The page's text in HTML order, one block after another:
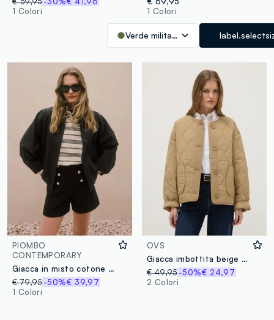
1 Colori
1 Colori
Verde militare
PIOMBO
CONTEMPORARY
Giacca in misto cotone nera oversize fit con chiusura nascosta
€ 79,95-50%€ 39,97
1 Colori
OVS
Giacca imbottita beige regular fit con bottoni
€ 49,95 -50%€ 24,97
2 Colori